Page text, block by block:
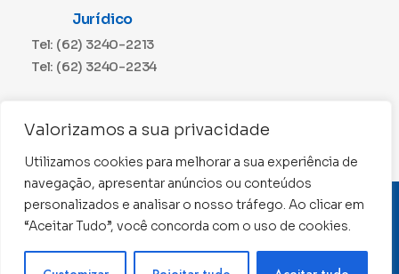
Valorizamos a sua privacidade
Utilizamos cookies para melhorar a sua experiência de
navegação, apresentar anúncios ou conteúdos
personalizados e analisar o nosso tráfego. Ao clicar em
“Aceitar Tudo”, você concorda com o uso de cookies.
Jurídico
Tel: (62) 3240-2213
Tel: (62) 3240-2234
Tel: (62) 3240-2230
CNPJ: 01.015.676/0001-11
Conselho Regional de Contabilidade de Goiás 2022 –
Todos os direitos reservados
Precisa de ajuda ?